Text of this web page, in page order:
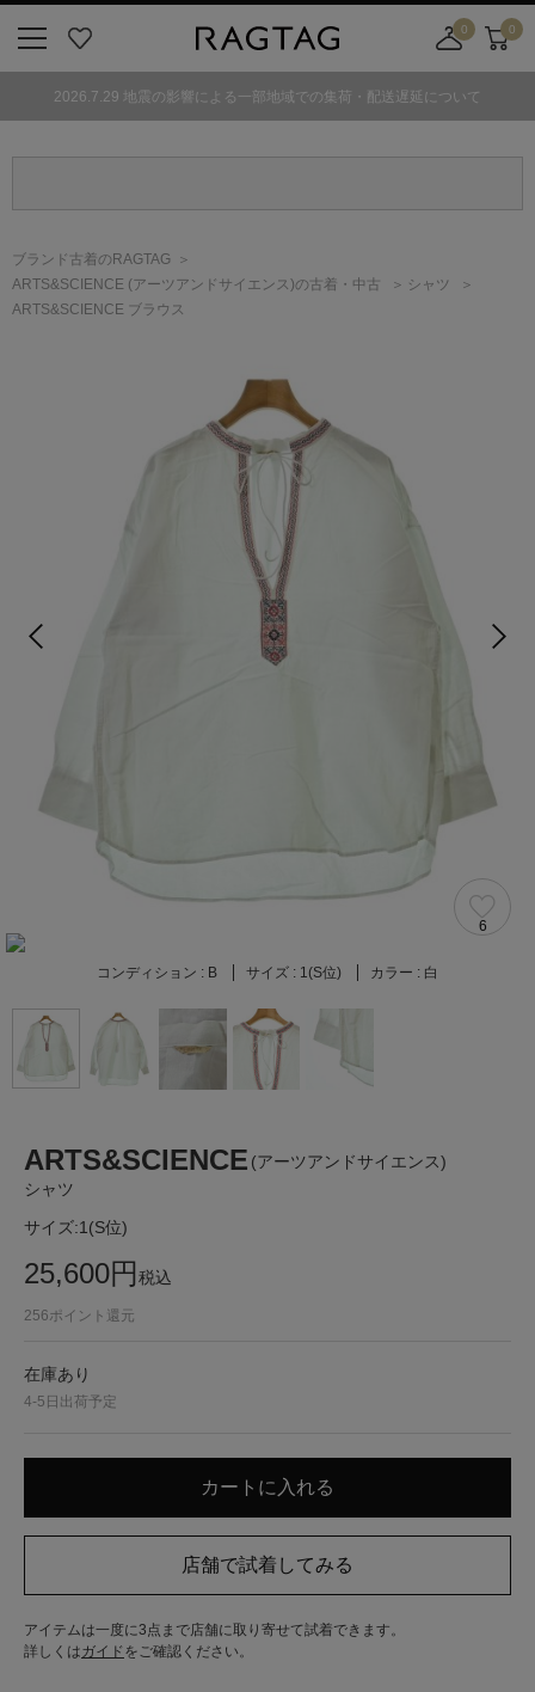
気
0
舗
カ
0
2026.7.29 地震の影響による一部地域での集荷・配送遅延について
ブランド古着のRAGTAG
ARTS&SCIENCE (アーツアンドサイエンス)の古着・中古
シャツ
ARTS&SCIENCE ブラウス
6
コンディション : B サイズ : 1(S位) カラー : 白
ARTS&SCIENCE (アーツアンドサイエンス)
シャツ
サイズ:1(S位)
25,600円税込
256ポイント還元
在庫あり
4-5日出荷予定
アイテムは一度に3点まで店舗に取り寄せて試着できます。
詳しくはガイド をご確認ください。